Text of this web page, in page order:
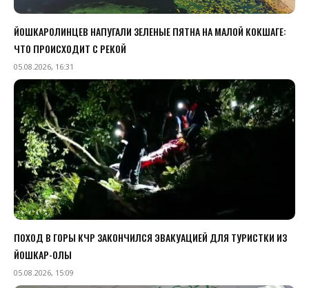
ЙОШКАРОЛИНЦЕВ НАПУГАЛИ ЗЕЛЕНЫЕ ПЯТНА НА МАЛОЙ КОКШАГЕ:
ЧТО ПРОИСХОДИТ С РЕКОЙ
05.08.2026, 16:31
ПОХОД В ГОРЫ КЧР ЗАКОНЧИЛСЯ ЭВАКУАЦИЕЙ ДЛЯ ТУРИСТКИ ИЗ
ЙОШКАР-ОЛЫ
05.08.2026, 15:09